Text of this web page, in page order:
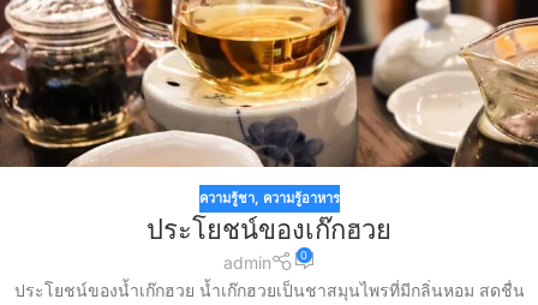
ความรู้ชา, ความรู้อาหาร
ประโยชน์ของเก๊กฮวย
admin 0
ประโยชน์ของน้ำเก๊กฮวย น้ำเก๊กฮวยเป็นชาสมุนไพรที่มีกลิ่นหอม สดชื่น